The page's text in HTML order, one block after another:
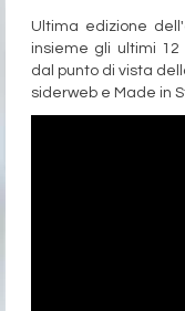
Ultima edizione
insieme gli ultimi
dal punto di vista
siderweb e Made in